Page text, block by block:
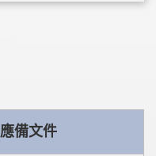
應備文件